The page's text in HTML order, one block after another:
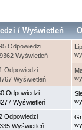
/ Wyświetleń
Odpowiedzi
Wyświetleń
1 Odpowiedzi
Wyświetleń
Odpowiedzi
Wyświetleń
Odpowiedzi
Wyświetleń